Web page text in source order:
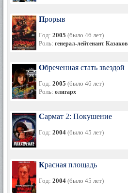
Прорыв
Год: 2005 (было 46 лет)
Роль: генерал-лейтенант Казаков
Обреченная стать звездой
Год: 2005 (было 46 лет)
Роль: олигарх
Сармат 2: Покушение
Год: 2004 (было 45 лет)
Красная площадь
Год: 2004 (было 45 лет)